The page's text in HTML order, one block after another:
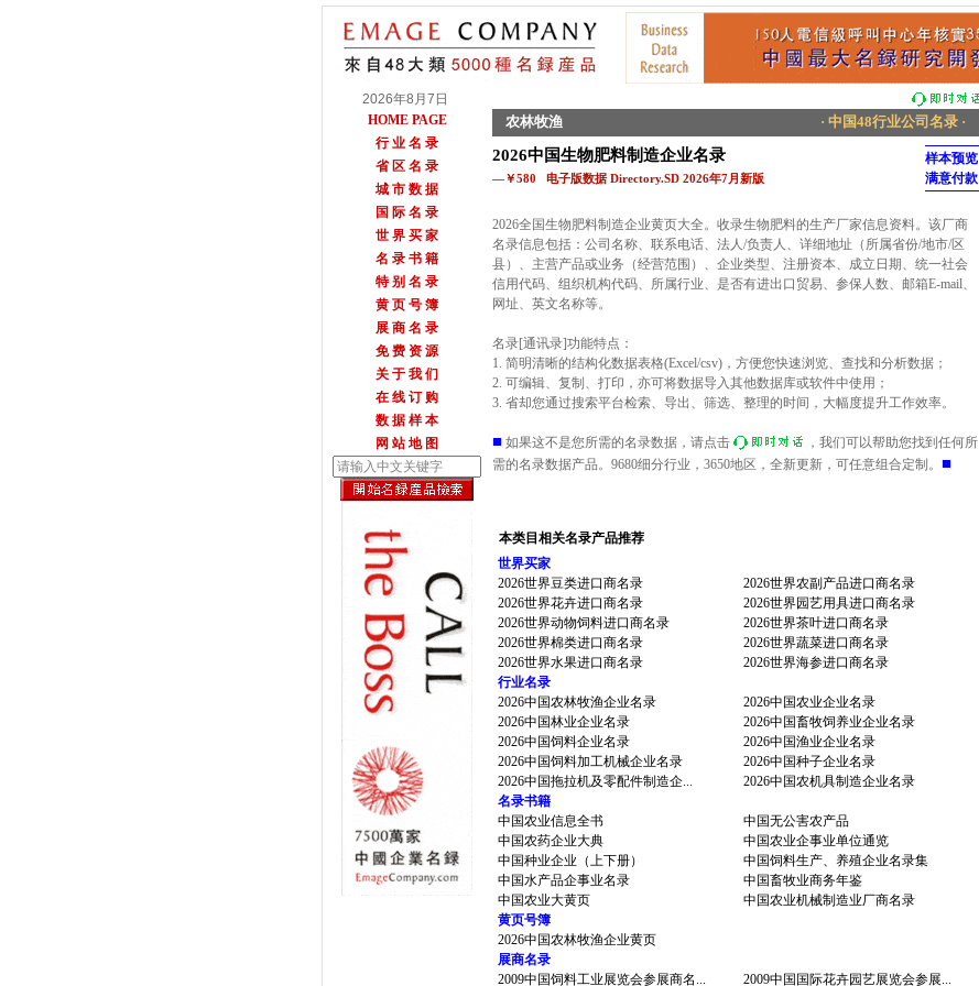
2026年8月7日
HOME PAGE
行 业 名 录
省 区 名 录
城 市 数 据
国 际 名 录
世 界 买 家
名 录 书 籍
特 别 名 录
黄 页 号 簿
展 商 名 录
免 费 资 源
关 于 我 们
在 线 订 购
数 据 样 本
网 站 地 图
农林牧渔 · 中国48行业公司名录 ·
2026中国生物肥料制造企业名录
—￥580 电子版数据 Directory.SD 2026年7月新版
样本预览
满意付款
2026全国生物肥料制造企业黄页大全。收录生物肥料的生产厂家信息资料。该厂商
名录信息包括：公司名称、联系电话、法人/负责人、详细地址（所属省份/地市/区
县）、主营产品或业务（经营范围）、企业类型、注册资本、成立日期、统一社会
信用代码、组织机构代码、所属行业、是否有进出口贸易、参保人数、邮箱E-mail、
网址、英文名称等。
名录[通讯录]功能特点：
1. 简明清晰的结构化数据表格(Excel/csv)，方便您快速浏览、查找和分析数据；
2. 可编辑、复制、打印，亦可将数据导入其他数据库或软件中使用；
3. 省却您通过搜索平台检索、导出、筛选、整理的时间，大幅度提升工作效率。
■ 如果这不是您所需的名录数据，请点击
，我们可以帮助您找到任何所
需的名录数据产品。9680细分行业，3650地区，全新更新，可任意组合定制。 ■
本类目相关名录产品推荐
世界买家
2026世界豆类进口商名录
2026世界农副产品进口商名录
2026世界花卉进口商名录
2026世界园艺用具进口商名录
2026世界动物饲料进口商名录
2026世界茶叶进口商名录
2026世界棉类进口商名录
2026世界蔬菜进口商名录
2026世界水果进口商名录
2026世界海参进口商名录
行业名录
2026中国农林牧渔企业名录
2026中国农业企业名录
2026中国林业企业名录
2026中国畜牧饲养业企业名录
2026中国饲料企业名录
2026中国渔业企业名录
2026中国饲料加工机械企业名录
2026中国种子企业名录
2026中国拖拉机及零配件制造企...
2026中国农机具制造企业名录
名录书籍
中国农业信息全书
中国无公害农产品
中国农药企业大典
中国农业企事业单位通览
中国种业企业（上下册）
中国饲料生产、养殖企业名录集
中国水产品企事业名录
中国畜牧业商务年鉴
中国农业大黄页
中国农业机械制造业厂商名录
黄页号簿
2026中国农林牧渔企业黄页
展商名录
2009中国饲料工业展览会参展商名...
2009中国国际花卉园艺展览会参展...